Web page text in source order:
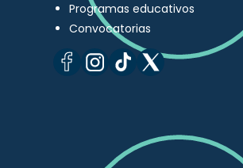
Programas educativos
Convocatorias